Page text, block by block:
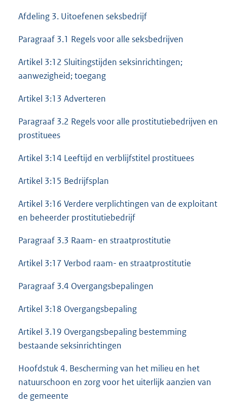
Afdeling 3. Uitoefenen seksbedrijf
Paragraaf 3.1 Regels voor alle seksbedrijven
Artikel 3:12 Sluitingstijden seksinrichtingen;
aanwezigheid; toegang
Artikel 3:13 Adverteren
Paragraaf 3.2 Regels voor alle prostitutiebedrijven en
prostituees
Artikel 3:14 Leeftijd en verblijfstitel prostituees
Artikel 3:15 Bedrijfsplan
Artikel 3:16 Verdere verplichtingen van de exploitant
en beheerder prostitutiebedrijf
Paragraaf 3.3 Raam- en straatprostitutie
Artikel 3:17 Verbod raam- en straatprostitutie
Paragraaf 3.4 Overgangsbepalingen
Artikel 3:18 Overgangsbepaling
Artikel 3.19 Overgangsbepaling bestemming
bestaande seksinrichtingen
Hoofdstuk 4. Bescherming van het milieu en het
natuurschoon en zorg voor het uiterlijk aanzien van
de gemeente